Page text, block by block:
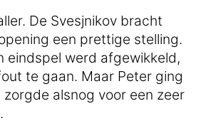
De Svesjnikov bracht
een prettige stelling.
eindspel werd afgewikkeld,
te gaan. Maar Peter ging
alsnog voor een zeer